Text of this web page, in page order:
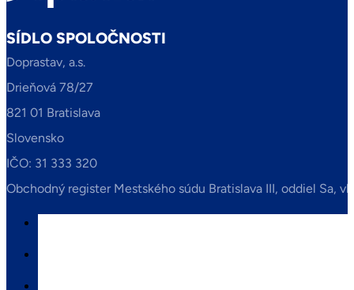
SÍDLO SPOLOČNOSTI
Doprastav, a.s.
Drieňová 78/27
821 01 Bratislava
Slovensko
IČO: 31 333 320
Obchodný register Mestského súdu Bratislava III, oddiel Sa,